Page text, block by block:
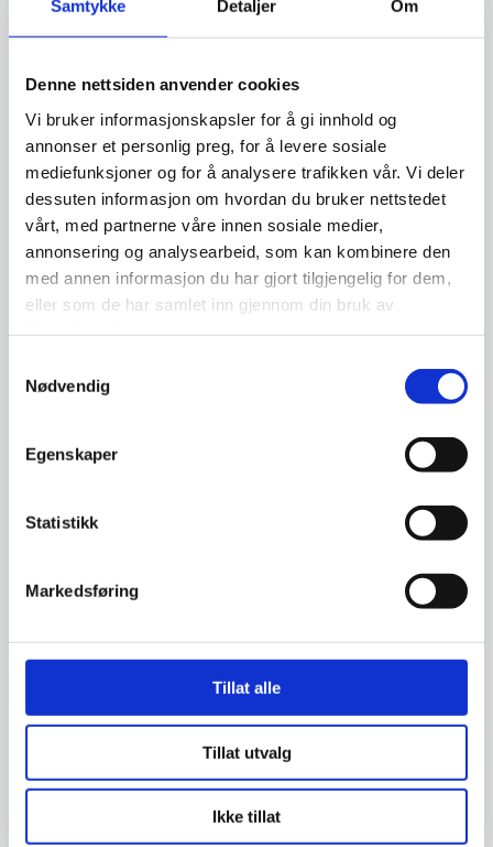
Samtykke Detaljer Om
Denne nettsiden anvender cookies
Vi bruker informasjonskapsler for å gi innhold og
annonser et personlig preg, for å levere sosiale
mediefunksjoner og for å analysere trafikken vår. Vi deler
dessuten informasjon om hvordan du bruker nettstedet
vårt, med partnerne våre innen sosiale medier,
annonsering og analysearbeid, som kan kombinere den
med annen informasjon du har gjort tilgjengelig for dem,
eller som de har samlet inn gjennom din bruk av
Nødvendig
Egenskaper
Statistikk
Markedsføring
Tillat alle
Tillat utvalg
Ikke tillat
Thomas på 14 år med og holdt foredragi
kinosalen på Lillehammer.
Lance Spitzner, Director, Research and Community, SANS
Arena for nettverksbygging
samarbeid, kunnskapsdeling og
interesse eller ansvar for
informasjonssikkerhet, uansett om du er
tekniker eller beslutningstaker, er dette
Fra 29. til 31. august vil dere som deltakere
prege bymiljøet i Lillehammer sentrum og sette